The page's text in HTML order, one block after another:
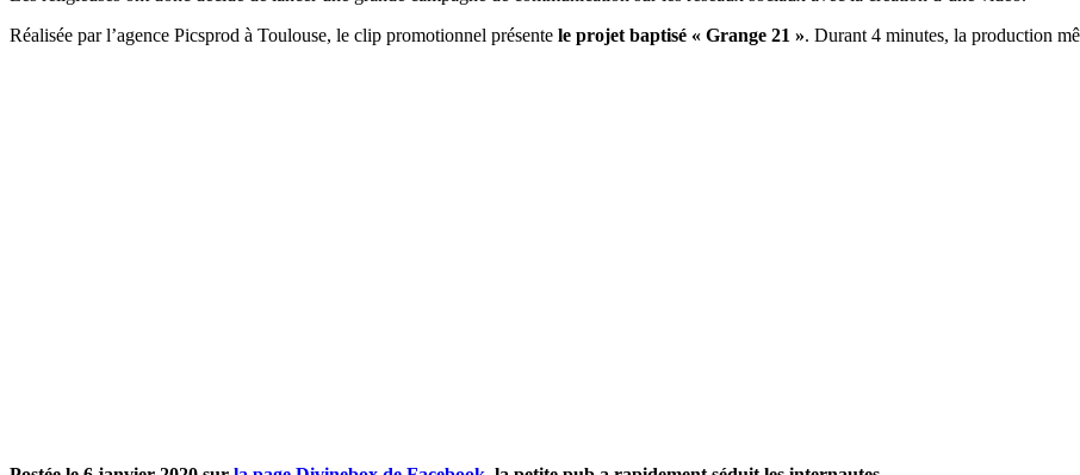
Réalisée par l’agence Picsprod à Toulouse, le clip promotionnel présente le projet baptisé « Grange 21 ». Durant 4 minutes, la production